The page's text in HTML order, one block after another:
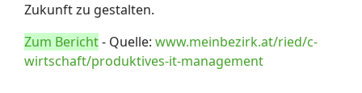
Zukunft zu gestalten.
Zum Bericht- Quelle: www.meinbezirk.at/ried/c-
wirtschaft/produktives-it-management